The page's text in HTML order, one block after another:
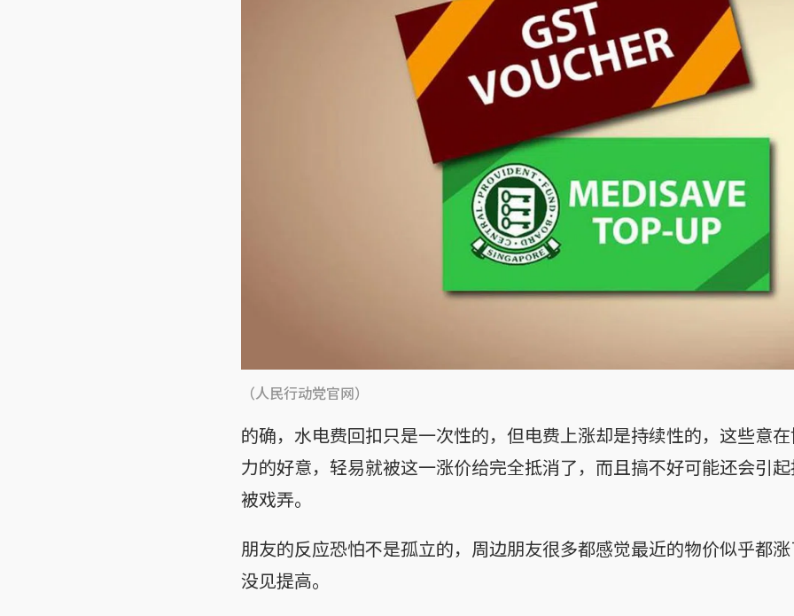
（人民行动党官网）
的确，水电费回扣只是一次性的，但电费上涨却是持续性的，这些意
力的好意，轻易就被这一涨价给完全抵消了，而且搞不好可能还会引
被戏弄。
朋友的反应恐怕不是孤立的，周边朋友很多都感觉最近的物价似乎都
没见提高。